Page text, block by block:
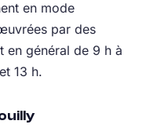
en mode
par des
en général de 9 h à
13 h.